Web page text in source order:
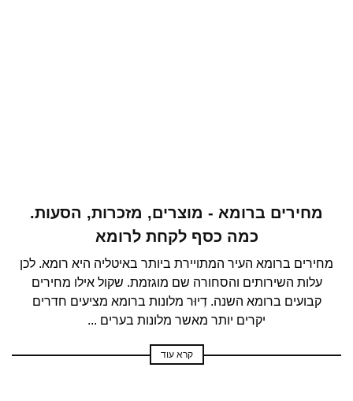
מחירים ברומא - מוצרים, מזכרות, הסעות.
כמה כסף לקחת לרומא
מחירים ברומא העיר המתויירת ביותר באיטליה היא רומא. לכן
עלות השירותים והסחורה שם מוגזמת. שקול אילו מחירים
קבועים ברומא השנה. דִיוּר מלונות ברומא מציעים חדרים
יקרים יותר מאשר מלונות בערים ...
קרא עוד